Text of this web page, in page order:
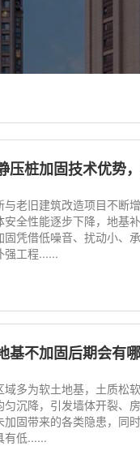
压桩加固技术优势
与老旧建筑改造项目不断
安全性能逐步下降，地基
固凭借低噪音、扰动小、
强工程......
基不加固后期会有
域多为软土地基，土质松
匀沉降，引发墙体开裂、
加固带来的各类隐患，同
有低......